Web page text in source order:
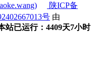
陕ICP备
号 由
站已运行：4409天7小时